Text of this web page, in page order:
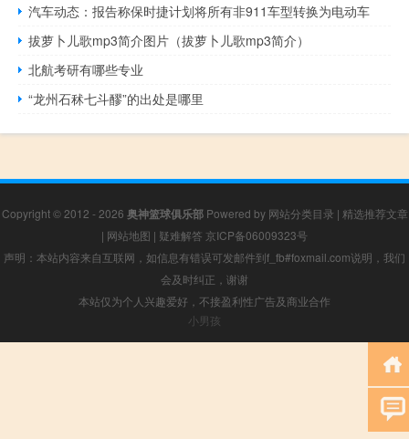
汽车动态：报告称保时捷计划将所有非911车型转换为电动车
拔萝卜儿歌mp3简介图片（拔萝卜儿歌mp3简介）
北航考研有哪些专业
“龙州石秫七斗醪”的出处是哪里
Copyright © 2012 - 2026 奥神篮球俱乐部Powered by 网站分类目录 | 精选推荐文章
| 网站地图 | 疑难解答 京ICP备06009323号
声明：本站内容来自互联网，如信息有错误可发邮件到f_fb#foxmail.com说明，我们
会及时纠正，谢谢
本站仅为个人兴趣爱好，不接盈利性广告及商业合作
小男孩